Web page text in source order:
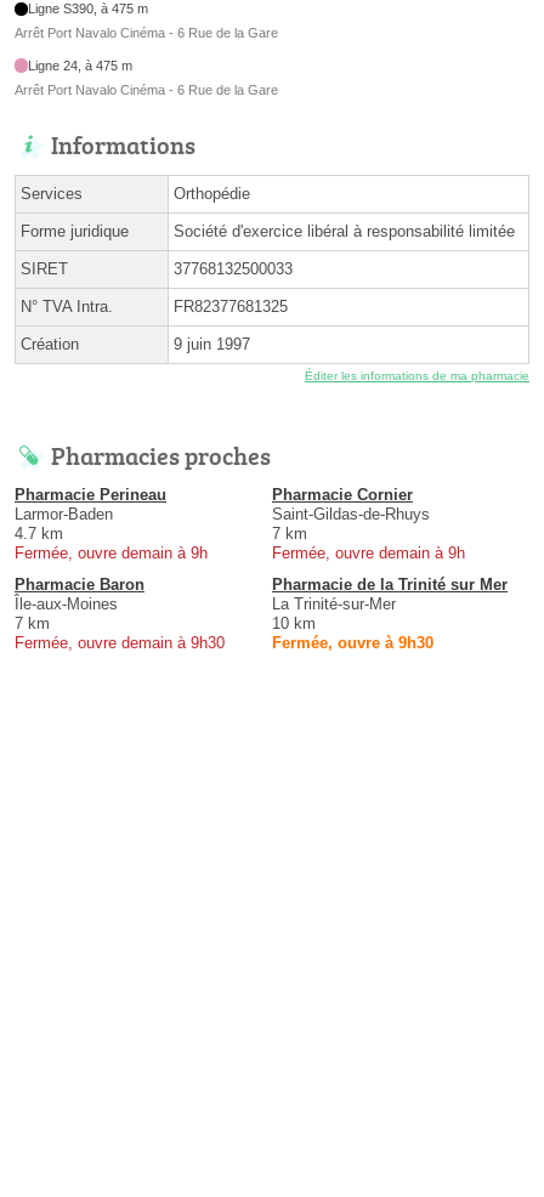
Ligne S390, à 475 m
Arrêt Port Navalo Cinéma - 6 Rue de la Gare
Ligne 24, à 475 m
Arrêt Port Navalo Cinéma - 6 Rue de la Gare
Informations
Services Orthopédie
Forme juridique Société d'exercice libéral à responsabilité limitée
SIRET 37768132500033
N° TVA Intra. FR82377681325
Création 9 juin 1997
Éditer les informations de ma pharmacie
Pharmacies proches
Pharmacie Perineau
Larmor-Baden
4.7 km
Fermée, ouvre demain à 9h
Pharmacie Cornier
Saint-Gildas-de-Rhuys
7 km
Fermée, ouvre demain à 9h
Pharmacie Baron
Île-aux-Moines
7 km
Fermée, ouvre demain à 9h30
Pharmacie de la Trinité sur Mer
La Trinité-sur-Mer
10 km
Fermée, ouvre à 9h30